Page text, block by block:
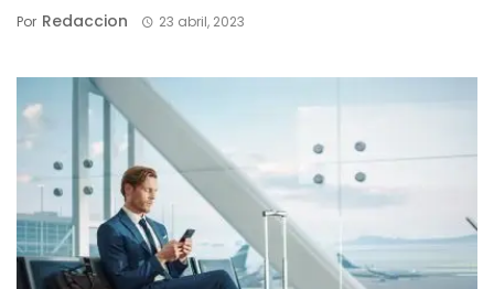
Por Redaccion 23 abril, 2023